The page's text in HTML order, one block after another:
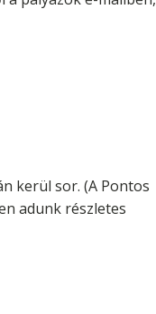
kerül sor. (A Pontos
adunk részletes